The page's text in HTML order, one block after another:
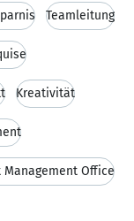
Teamleitung
Kreativität
Management Office